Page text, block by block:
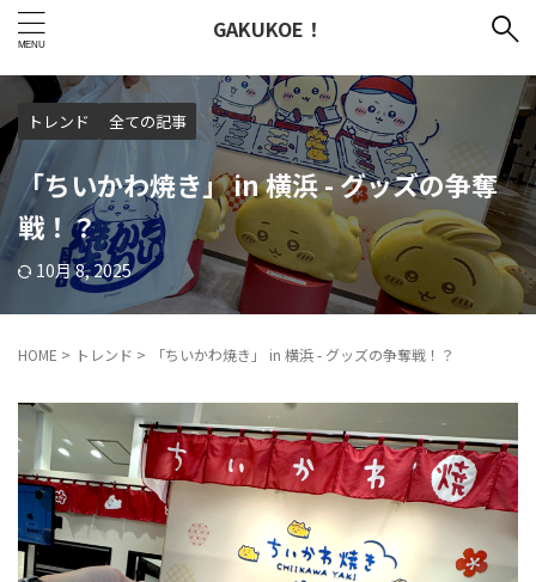
GAKUKOE！
トレンド 全ての記事
「ちいかわ焼き」 in 横浜 - グッズの争奪
戦！？
10月 8, 2025
HOME > トレンド > 「ちいかわ焼き」 in 横浜 - グッズの争奪戦！？